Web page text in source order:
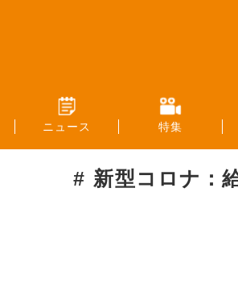
ニュース 特集
新型コロナ：